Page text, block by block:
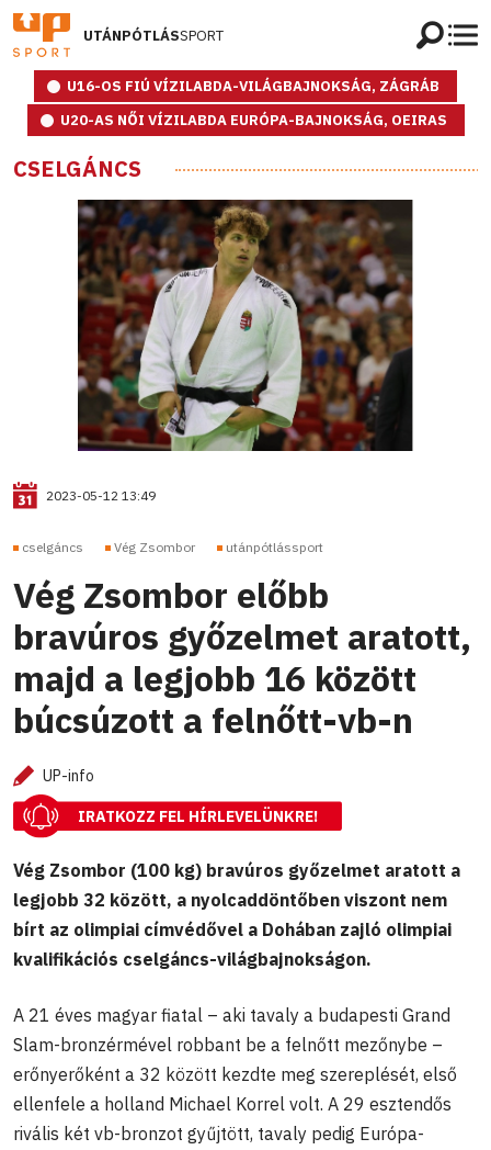
UTÁNPÓTLÁSSPORT
U16-OS FIÚ VÍZILABDA-VILÁGBAJNOKSÁG, ZÁGRÁB
U20-AS NŐI VÍZILABDA EURÓPA-BAJNOKSÁG, OEIRAS
CSELGÁNCS
2023-05-12 13:49
cselgáncs Vég Zsombor utánpótlássport
Vég Zsombor előbb
bravúros győzelmet aratott,
majd a legjobb 16 között
búcsúzott a felnőtt-vb-n
UP-info
IRATKOZZ FEL HÍRLEVELÜNKRE!
Vég Zsombor (100 kg) bravúros győzelmet aratott a
legjobb 32 között, a nyolcaddöntőben viszont nem
bírt az olimpiai címvédővel a Dohában zajló olimpiai
kvalifikációs cselgáncs-világbajnokságon.
A 21 éves magyar fiatal – aki tavaly a budapesti Grand
Slam-bronzérmével robbant be a felnőtt mezőnybe –
erőnyerőként a 32 között kezdte meg szereplését, első
ellenfele a holland Michael Korrel volt. A 29 esztendős
rivális két vb-bronzot gyűjtött, tavaly pedig Európa-